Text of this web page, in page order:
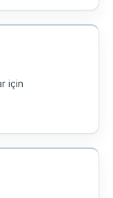
için